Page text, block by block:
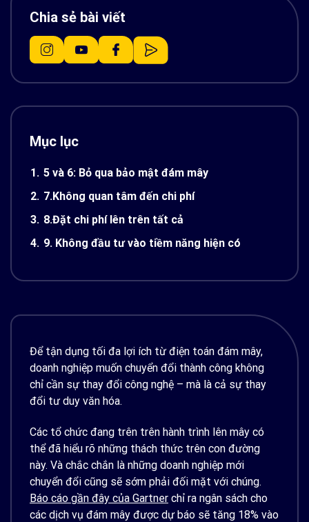
Chia sẻ bài viết
Mục lục
1. 5 và 6: Bỏ qua bảo mật đám mây
2. 7.Không quan tâm đến chi phí
3. 8.Đặt chi phí lên trên tất cả
4. 9. Không đầu tư vào tiềm năng hiện có
Để tận dụng tối đa lợi ích từ điện toán đám mây,
doanh nghiệp muốn chuyển đổi thành công không
chỉ cần sự thay đổi công nghệ – mà là cả sự thay
đổi tư duy văn hóa.
Các tổ chức đang trên trên hành trình lên mây có
thể đã hiểu rõ những thách thức trên con đường
này. Và chắc chắn là những doanh nghiệp mới
chuyển đổi cũng sẽ sớm phải đối mặt với chúng.
Báo cáo gần đây của Gartner chỉ ra ngân sách cho
các dịch vụ đám mây được dự báo sẽ tăng 18% vào